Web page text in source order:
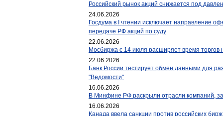
Российский рынок акций снижается под
24.06.2026
Госдума в I чтении исключает направление
передаче РФ акций по суду
22.06.2026
Мосбиржа с 14 июля расширяет время торгов
22.06.2026
Банк России тестирует обмен данными для
"Ведомости"
16.06.2026
В Минфине РФ раскрыли отрасли компаний,
16.06.2026
Канада ввела санкции против российских бирж